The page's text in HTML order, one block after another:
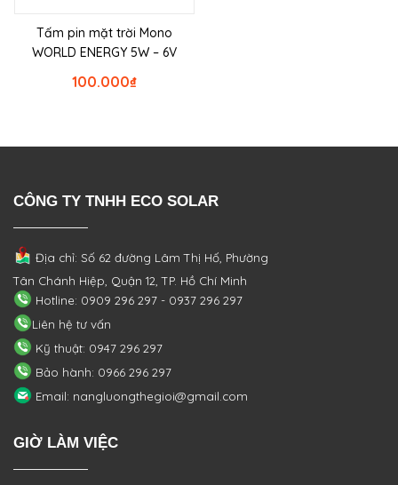
Tấm pin mặt trời Mono
WORLD ENERGY 5W – 6V
₫
100.000
CÔNG TY TNHH ECO SOLAR
Địa chỉ: Số 62 đường Lâm Thị Hố, Phường
Tân Chánh Hiệp, Quận 12, TP. Hồ Chí Minh
Hotline: 0909 296 297 - 0937 296 297
Liên hệ tư vấn
Kỹ thuật: 0947 296 297
Bảo hành: 0966 296 297
Email: nangluongthegioi@gmail.com
GIỜ LÀM VIỆC